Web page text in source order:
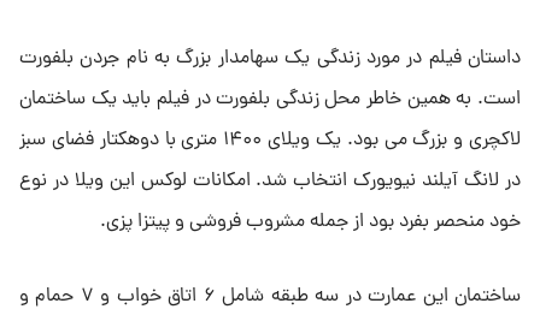
داستان فیلم در مورد زندگی یک سهامدار بزرگ به نام جردن بلفورت
است. به همین خاطر محل زندگی بلفورت در فیلم باید یک ساختمان
لاکچری و بزرگ می بود. یک ویلای ۱۴۰۰ متری با دوهکتار فضای سبز
در لانگ آیلند نیویورک انتخاب شد. امکانات لوکس این ویلا در نوع
خود منحصر بفرد بود از جمله مشروب فروشی و پیتزا پزی.
ساختمان این عمارت در سه طبقه شامل ۶ اتاق خواب و ۷ حمام و